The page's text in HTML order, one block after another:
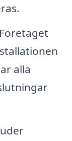
Företaget
alla